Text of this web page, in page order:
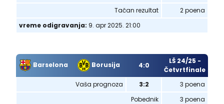
Tačan rezultat
2 poena
vreme odigravanja: 9. apr 2025. 21:00
Barselona Borusija 4:0
LŠ 24/25 -
Četvrtfinale
Vaša prognoza
3:2
3 poena
Pobednik
3 poena